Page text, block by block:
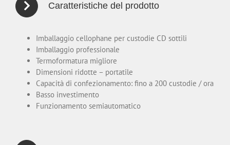
Caratteristiche del prodotto
Imballaggio cellophane per custodie CD sottili
Imballaggio professionale
Termoformatura migliore
Dimensioni ridotte – portatile
Capacità di confezionamento: fino a 200 custodie / ora
Basso investimento
Funzionamento semiautomatico